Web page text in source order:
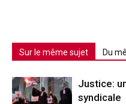
Sur le même sujet Du
Justice:
syndicale